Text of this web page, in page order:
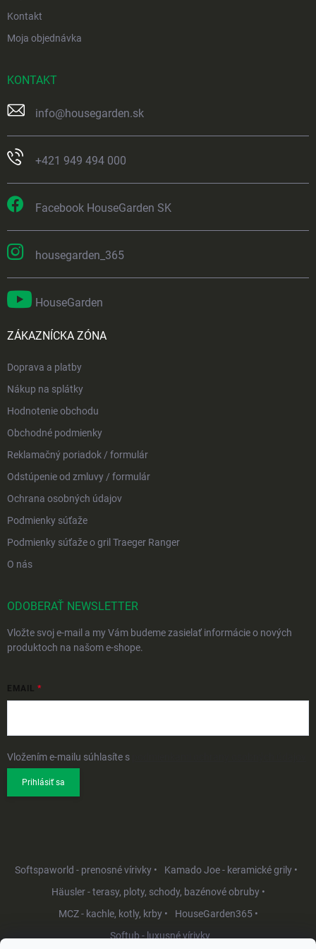
Kontakt
Moja objednávka
KONTAKT
info@housegarden.sk
+421 949 494 000
Facebook HouseGarden SK
housegarden_365
HouseGarden
ZÁKAZNÍCKA ZÓNA
Doprava a platby
Nákup na splátky
Hodnotenie obchodu
Obchodné podmienky
Reklamačný poriadok / formulár
Odstúpenie od zmluvy / formulár
Ochrana osobných údajov
Podmienky súťaže
Podmienky súťaže o gril Traeger Ranger
O nás
ODOBERAŤ NEWSLETTER
Vložte svoj e-mail a my Vám budeme zasielať informácie o nových
produktoch na našom e-shope.
EMAIL
Vložením e-mailu súhlasíte s
Prihlásiť sa
Softspaworld - prenosné vírivky •
Kamado Joe - keramické grily •
Häusler - terasy, ploty, schody, bazénové obruby •
MCZ - kachle, kotly, krby •
HouseGarden365 •
Softub - luxusné vírivky